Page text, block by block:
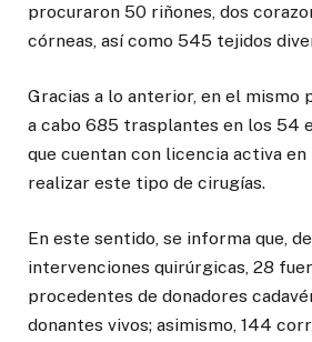
procuraron 50 riñones, dos
córneas, así como 545 tejidos
Gracias a lo anterior, en el mismo
a cabo 685 trasplantes en los 54
que cuentan con licencia activa
realizar este tipo de cirugías.
En este sentido, se informa que,
intervenciones quirúrgicas, 28
procedentes de donadores
donantes vivos; asimismo, 144